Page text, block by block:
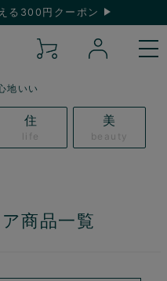
る300円クーポン
地いい
住
life
美
beauty
商品一覧